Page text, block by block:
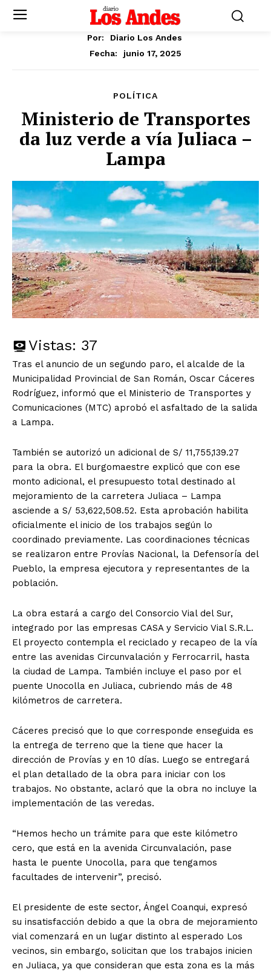
Por:
Diario Los Andes
Fecha:
junio 17, 2025
POLÍTICA
Ministerio de Transportes
da luz verde a vía Juliaca –
Lampa
Vistas: 37
Tras el anuncio de un segundo paro, el alcalde de la
Municipalidad Provincial de San Román, Oscar Cáceres
Rodríguez, informó que el Ministerio de Transportes y
Comunicaciones (MTC) aprobó el asfaltado de la salida
a Lampa.
También se autorizó un adicional de S/ 11,755,139.27
para la obra. El burgomaestre explicó que con ese
monto adicional, el presupuesto total destinado al
mejoramiento de la carretera Juliaca – Lampa
asciende a S/ 53,622,508.52. Esta aprobación habilita
oficialmente el inicio de los trabajos según lo
coordinado previamente. Las coordinaciones técnicas
se realizaron entre Provías Nacional, la Defensoría del
Pueblo, la empresa ejecutora y representantes de la
población.
La obra estará a cargo del Consorcio Vial del Sur,
integrado por las empresas CASA y Servicio Vial S.R.L.
El proyecto contempla el reciclado y recapeo de la vía
entre las avenidas Circunvalación y Ferrocarril, hasta
la ciudad de Lampa. También incluye el paso por el
puente Unocolla en Juliaca, cubriendo más de 48
kilómetros de carretera.
Cáceres precisó que lo que corresponde enseguida es
la entrega de terreno que la tiene que hacer la
dirección de Provías y en 10 días. Luego se entregará
el plan detallado de la obra para iniciar con los
trabajos. No obstante, aclaró que la obra no incluye la
implementación de las veredas.
“Hemos hecho un trámite para que este kilómetro
cero, que está en la avenida Circunvalación, pase
hasta le puente Unocolla, para que tengamos
facultades de intervenir”, precisó.
El presidente de este sector, Ángel Coanqui, expresó
su insatisfacción debido a que la obra de mejoramiento
vial comenzará en un lugar distinto al esperado Los
vecinos, sin embargo, solicitan que los trabajos inicien
en Juliaca, ya que consideran que esta zona es la más